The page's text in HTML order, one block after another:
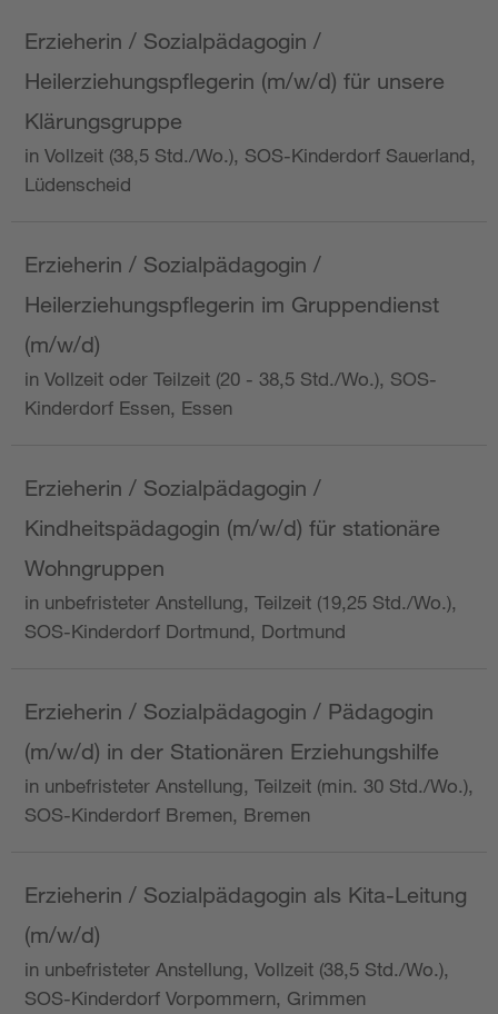
Erzieherin / Sozialpädagogin /
Heilerziehungspflegerin (m/w/d) für unsere
Klärungsgruppe
in Vollzeit (38,5 Std./Wo.), SOS-Kinderdorf Sauerland,
Lüdenscheid
Erzieherin / Sozialpädagogin /
Heilerziehungspflegerin im Gruppendienst
(m/w/d)
in Vollzeit oder Teilzeit (20 - 38,5 Std./Wo.), SOS-
Kinderdorf Essen, Essen
Erzieherin / Sozialpädagogin /
Kindheitspädagogin (m/w/d) für stationäre
Wohngruppen
in unbefristeter Anstellung, Teilzeit (19,25 Std./Wo.),
SOS-Kinderdorf Dortmund, Dortmund
Erzieherin / Sozialpädagogin / Pädagogin
(m/w/d) in der Stationären Erziehungshilfe
in unbefristeter Anstellung, Teilzeit (min. 30 Std./Wo.),
SOS-Kinderdorf Bremen, Bremen
Erzieherin / Sozialpädagogin als Kita-Leitung
(m/w/d)
in unbefristeter Anstellung, Vollzeit (38,5 Std./Wo.),
SOS-Kinderdorf Vorpommern, Grimmen